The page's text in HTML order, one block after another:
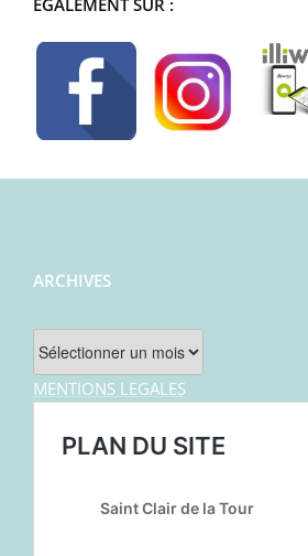
ÉGALEMENT SUR :
ARCHIVES
Archives
MENTIONS LEGALES